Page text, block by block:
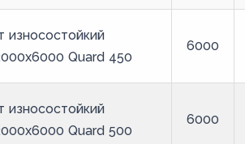
износостойкий
Quard 450
6000
износостойкий
Quard 500
6000